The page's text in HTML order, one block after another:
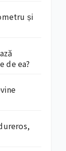
și
de ea?